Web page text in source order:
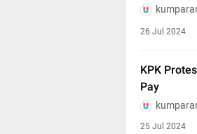
26 Jul 2024
KPK
Pay
25 Jul 2024